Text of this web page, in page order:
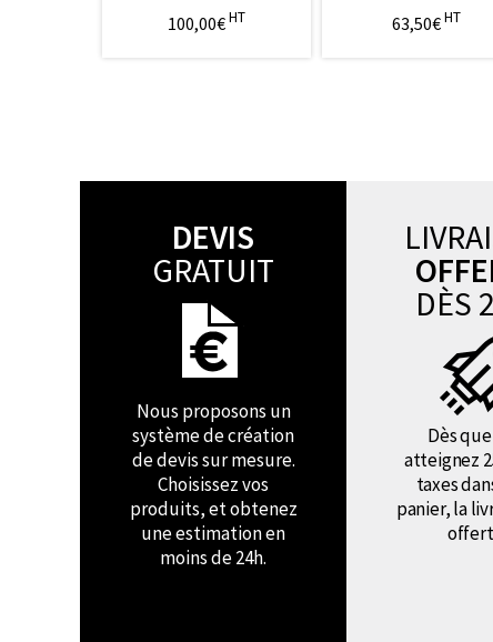
100,00€HT 63,50€HT
DEVIS
GRATUIT
Nous proposons un
système de création
de devis sur mesure.
Choisissez vos
produits, et obtenez
une estimation en
moins de 24h.
DÈS
Dès
atteignez
taxes
panier, la